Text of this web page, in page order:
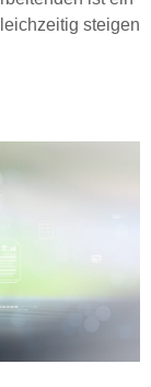
steigen